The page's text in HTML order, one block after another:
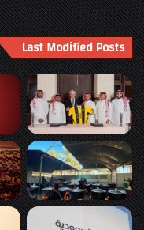
Last Modified Posts